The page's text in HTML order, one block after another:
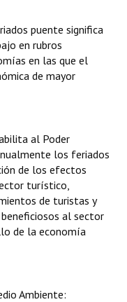
puente significa
en rubros
en las que el
de mayor
al Poder
los feriados
de los efectos
turístico,
de turistas y
al sector
de la economía
Ambiente: